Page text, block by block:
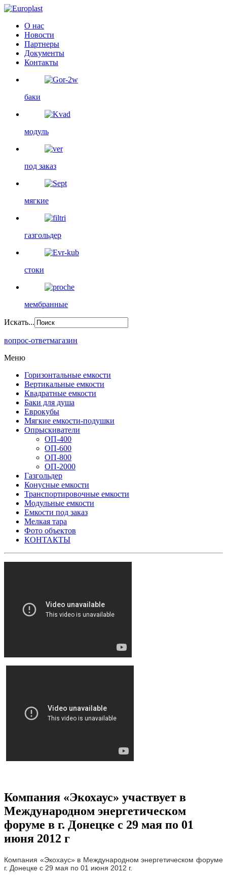
О нас
Новости
Партнеры
Документы
Контакты
баки
модуль
под заказ
мягкие
газгольдер
стоки
мембранные
Искать...
вопрос-ответмагазин
Меню
Горизонтальные емкости
Вертикальные емкости
Квадратные емкости
Баки для душа
Еврокубы
Мягкие емкости-подушки
Опрыскиватели
ОП-400
ОП-600
ОП-800
ОП-2000
Газгольдер
Конусные емкости
Транспортировочные емкости
Модульные емкости
Емкости под заказ
Мелкая тара
Фото объектов
КОНТАКТЫ
Компания «Экохаус» участвует в
Международном энергетическом
форуме в г. Донецке с 29 мая по 01
июня 2012 г
Компания «Экохаус» в Международном энергетическом форуме
г. Донецке с 29 мая по 01 июня 2012 г.